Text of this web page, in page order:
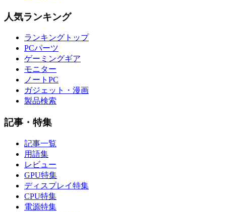
人気ランキング
ランキングトップ
PCパーツ
ゲーミングギア
モニター
ノートPC
ガジェット・漫画
製品検索
記事・特集
記事一覧
用語集
レビュー
GPU特集
ディスプレイ特集
CPU特集
電源特集